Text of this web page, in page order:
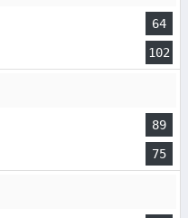
64
102
89
75